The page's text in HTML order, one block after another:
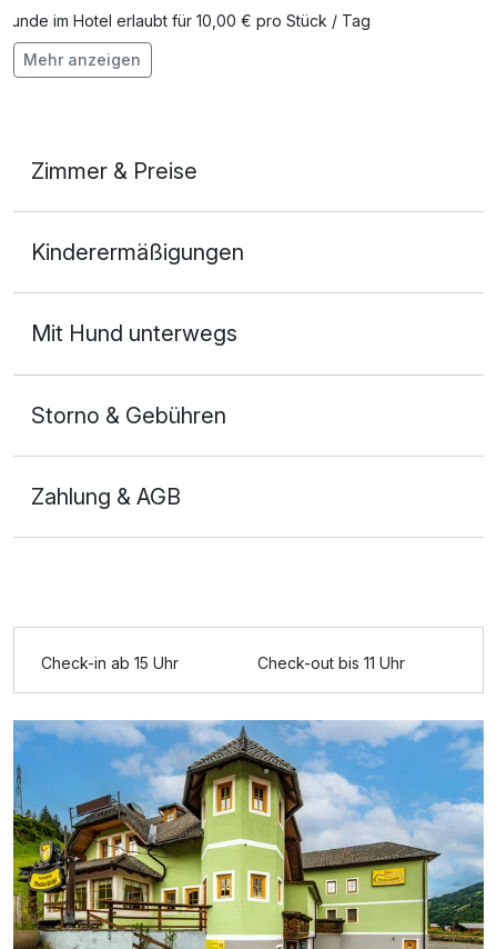
Hunde im Hotel erlaubt für 10,00 € pro Stück / Tag
Auch vegetarische Speisen
Mehr anzeigen
Zimmer & Preise
2 Erwachsene
p.P. ab714,50 €
Doppelzimmer Komfort
2 Erwachsene und 2 Kinder
Ausstattung
Kinderermäßigungen
Mit Hund unterwegs
Storno & Gebühren
Zahlung & AGB
Check-in ab 15 Uhr Check-out bis 11 Uhr